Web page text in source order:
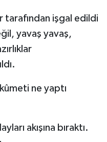
tarafından işgal edildi
yavaş yavaş,
ne yaptı
akışına bıraktı.